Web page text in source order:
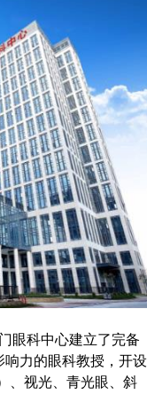
眼科中心建立了完备
力的眼科教授，开设
、视光、青光眼、斜